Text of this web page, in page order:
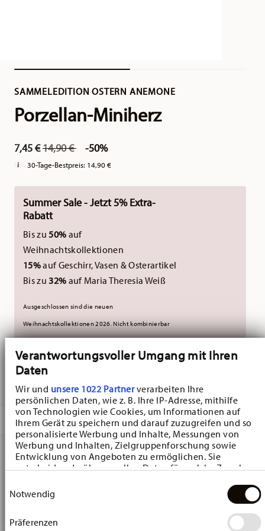
Verantwortungsvoller Umgang mit Ihren
Daten
Wir und unsere 1022 Partnerverarbeiten Ihre
persönlichen Daten, wie z. B. Ihre IP-Adresse, mithilfe
von Technologien wie Cookies, um Informationen auf
Ihrem Gerät zu speichern und darauf zuzugreifen und so
personalisierte Werbung und Inhalte, Messungen von
Werbung und Inhalten, Zielgruppenforschung sowie
Entwicklung von Angeboten zu ermöglichen. Sie
entscheiden darüber, wer Ihre Daten für welche Zwecke
Cookie-Erklärung oder durch Klicken auf das Privacy
Trigger Symbol ändern oder widerrufen
Wenn Sie es erlauben, würden wir auch gerne:
Notwendig
Präferenzen
SAMMELEDITION OSTERN ANEMONE
Porzellan-Miniherz
7,45 €Price reduced from
14,90 €to -50%
30-Tage-Bestpreis: 14,90 €
Summer Sale - Jetzt 5% Extra-
Rabatt
Bis zu 50% auf
Weihnachtskollektionen
15%auf Geschirr, Vasen & Osterartikel
Bis zu32% auf Maria Theresia Weiß
Ausgeschlossen sind die neuen
Weihnachtskollektionen 2026.Nicht kombinierbar
BESCHREIBUNG
Hutschenreuther Frühlingsgrüsse Anemone Mini-Herz -